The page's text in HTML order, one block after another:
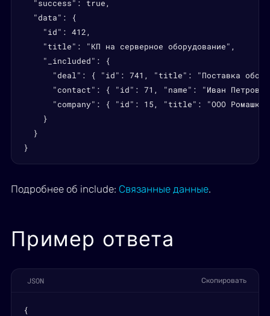
  "success": true,
  "data": {
    "id": 412,
    "title": "КП на серверное оборудование",
    "_included": {
"deal": { "id": 741, "title": "Поставка
"contact": { "id": 71, "name": "Иван Петров"
"company": { "id": 15, "title": "ООО
    }
  }
}
Подробнее об include: Связанные данные.
Пример ответа
JSON Скопировать
{